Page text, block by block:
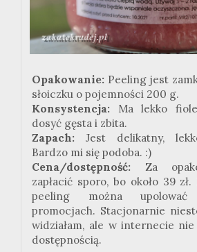
Opakowanie: Peeling jest
słoiczku o pojemności 200 g.
Konsystencja: Ma lekko
dosyć gęsta i zbita.
Zapach: Jest delikatny,
Bardzo mi się podoba. :)
Cena/dostępność: Za
zapłacić sporo, bo około 39
peeling można
promocjach. Stacjonarnie
widziałam, ale w internecie
dostępnością.